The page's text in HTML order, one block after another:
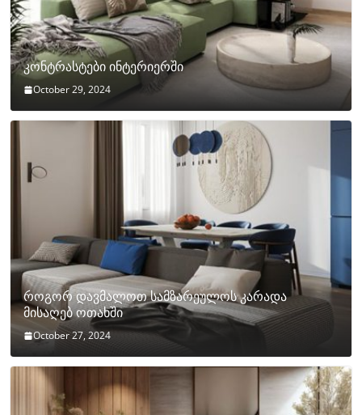
კონტრასტები ინტერიერში
October 29, 2024
როგორ დავმალოთ სამზარეულოს კარადა
მისაღებ ოთახში
October 27, 2024